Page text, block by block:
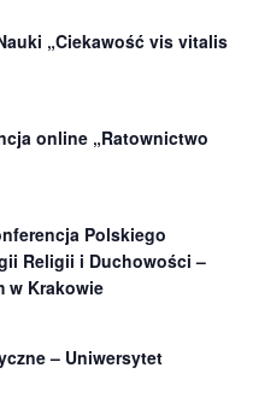
„Ciekawość vis vitalis
online „Ratownictwo
Polskiego
Religii i Duchowości –
w Krakowie
– Uniwersytet